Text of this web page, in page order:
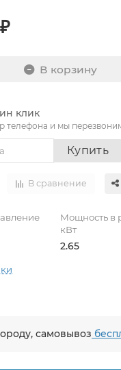
В корзину
клик
телефона и мы
Купить
В сравнение
Мощность в
кВт
2.65
самовывоз